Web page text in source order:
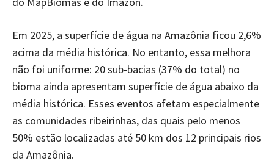
Em 2025, a superfície de água na Amazônia ficou 2,6%
acima da média histórica. No entanto, essa melhora
não foi uniforme: 20 sub-bacias (37% do total) no
bioma ainda apresentam superfície de água abaixo da
média histórica. Esses eventos afetam especialmente
as comunidades ribeirinhas, das quais pelo menos
50% estão localizadas até 50 km dos 12 principais rios
da Amazônia.